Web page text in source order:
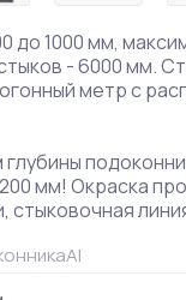
до 1000 мм,
- 6000 мм.
метр с
мм! Окраска
стыковочная